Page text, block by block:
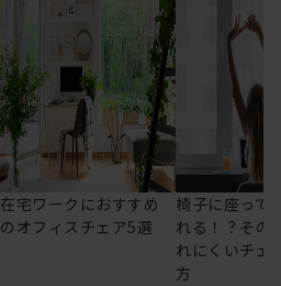
在宅ワークにおすすめ
のオフィスチェア5選
椅子に座って
れる！？その
れにくいチェ
方